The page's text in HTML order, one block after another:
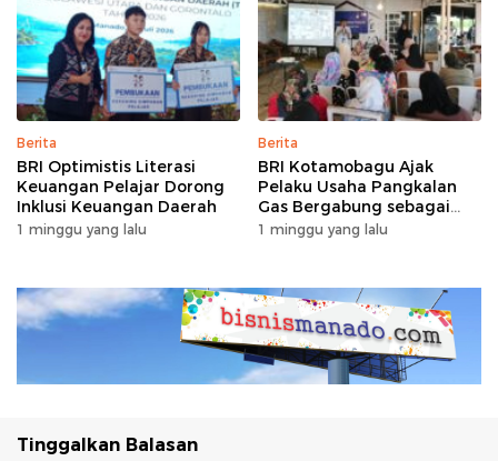
Berita
BRI Optimistis Literasi
Keuangan Pelajar Dorong
Inklusi Keuangan Daerah
1 minggu yang lalu
Berita
BRI Kotamobagu Ajak
Pelaku Usaha Pangkalan
Gas Bergabung sebagai
Agen BRILink
1 minggu yang lalu
Tinggalkan Balasan